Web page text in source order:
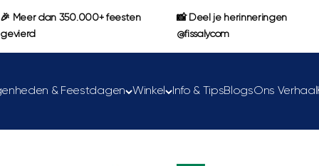
🎉 Meer dan 350.000+ feesten
gevierd
📸 Deel je herinneringen
@fissalycom
& Feestdagen Winkel Info & TipsBlogsOns Verhaal